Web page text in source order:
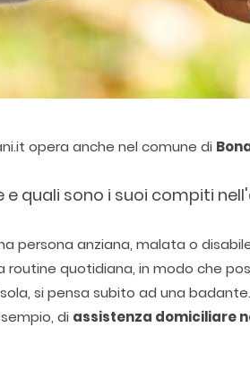
opera anche nel comune di
e quali sono i suoi compiti
persona anziana, malata o
routine quotidiana, in modo che
si pensa subito ad una
di assistenza domiciliare